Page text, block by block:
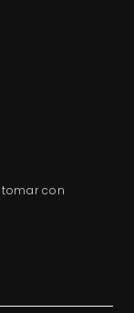
con